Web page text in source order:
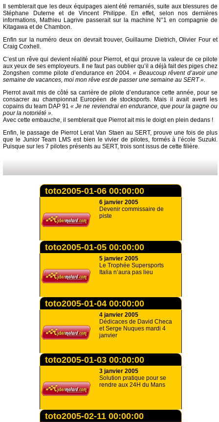
Il semblerait que les deux équipages aient été remaniés, suite aux blessures de
Stéphane Duterne et de Vincent Philippe. En effet, selon nos dernières
informations, Mathieu Lagrive passerait sur la machine N°1 en compagnie de
Kitagawa et de Chambon.
Enfin sur la numéro deux on devrait trouver, Guillaume Dietrich, Olivier Four et
Craig Coxhell.
C’est un rêve qui devient réalité pour Pierrot, et qui prouve la valeur de ce pilote
aux yeux de ses employeurs. Il ne faut pas oublier qu’il a déjà fait des piges chez
Zongshen comme pilote d’endurance en 2004.« Beaucoup rêvent d’avoir une
semaine de vacances, moi mon rêve est de passer une semaine au SERT ».
Pierrot avait mis de côté sa carrière de pilote d’endurance cette année, pour se
consacrer au championnat Européen de stocksports. Mais il avait averti les
copains du team DAP 91« Je ne reviendrai en endurance, que pour la gagne ou
pour la notoriété ».
Avec cette embauche, il semblerait que Pierrot ait mis le doigt en plein dedans !
Enfin, le passage de Pierrot Lerat Van Staen au SERT, prouve une fois de plus
que le Junior Team LMS est bien le vivier de pilotes, formés à l’école Suzuki.
Puisque sur les 7 pilotes présents au SERT, trois sont issus de cette filière.
toto2005-01-06 00:00:00
6 janvier 2005
Devenir commissaire de
piste
toto2005-01-05 00:00:00
5 janvier 2005
Le Trophée Supersports
Italia n’aura pas lieu
toto2005-01-04 00:00:00
4 janvier 2005
Dédicaces de David Checa
et Serge Nuques mardi 4
janvier
toto2005-01-03 00:00:00
3 janvier 2005
Solution pratique pour se
rendre aux 24H du Mans
toto2005-02-11 00:00:00